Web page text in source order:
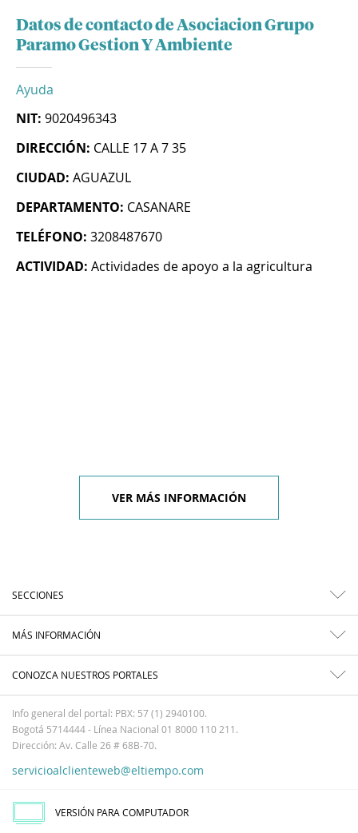
Datos de contacto de Asociacion Grupo
Paramo Gestion Y Ambiente
Ayuda
NIT: 9020496343
DIRECCIÓN: CALLE 17 A 7 35
CIUDAD: AGUAZUL
DEPARTAMENTO: CASANARE
TELÉFONO: 3208487670
ACTIVIDAD: Actividades de apoyo a la agricultura
VER MÁS INFORMACIÓN
SECCIONES
MÁS INFORMACIÓN
CONOZCA NUESTROS PORTALES
Info general del portal: PBX: 57 (1) 2940100.
Bogotá 5714444 - Línea Nacional 01 8000 110 211.
Dirección: Av. Calle 26 # 68B-70.
servicioalclienteweb@eltiempo.com
VERSIÓN PARA COMPUTADOR